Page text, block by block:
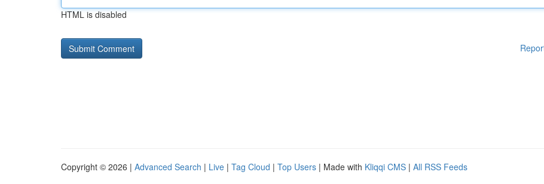
HTML is disabled
Copyright © 2026 | Advanced Search | Live | Tag Cloud | Top Users | Made with Kliqqi CMS | All RSS Feeds